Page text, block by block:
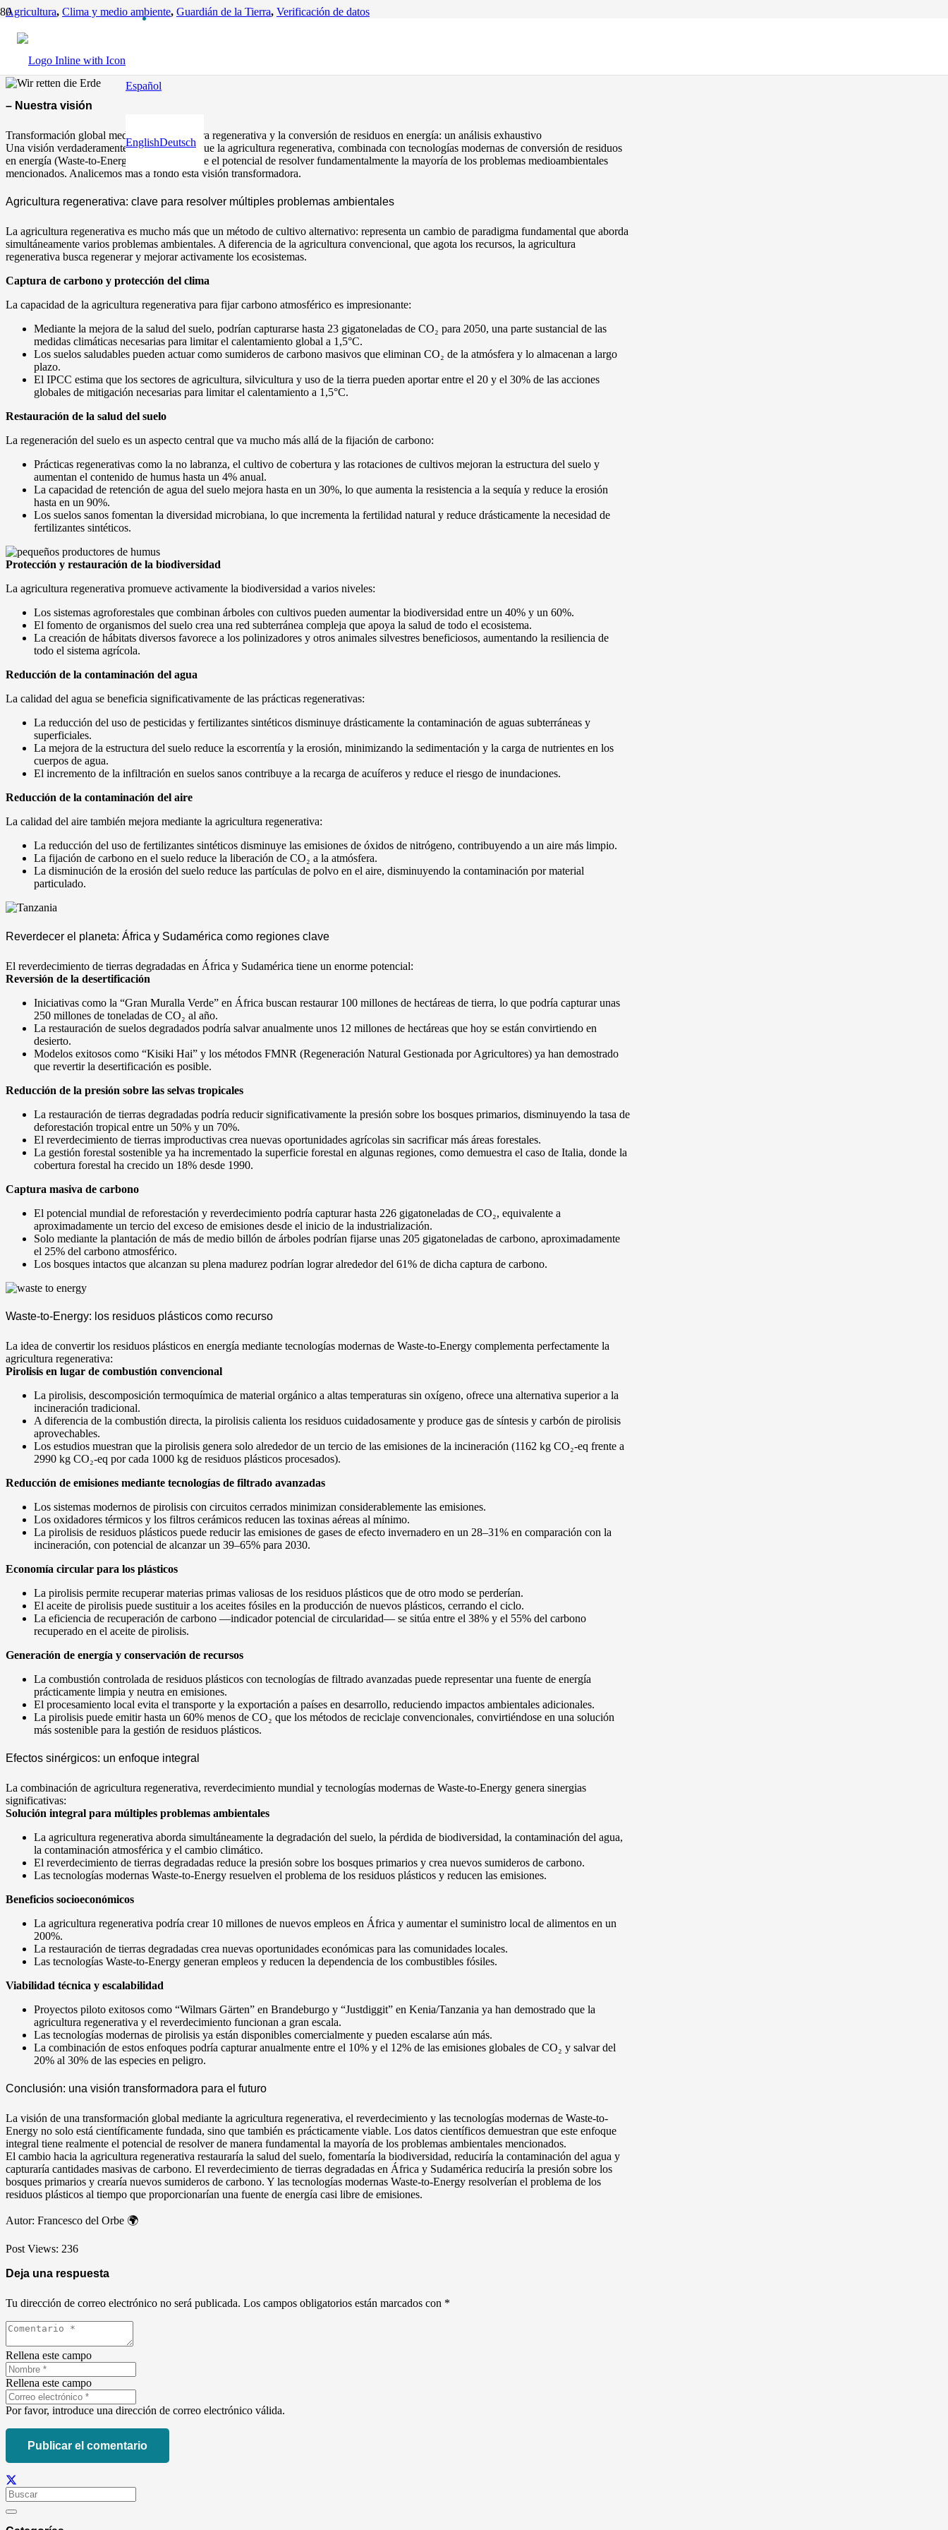
Español
EnglishDeutsch
Agricultura, Clima y medio ambiente, Guardián de la Tierra, Verificación de datos
– Nuestra visión
Transformación global mediante la agricultura regenerativa y la conversión de residuos en energía: un análisis exhaustivo
Una visión verdaderamente global muestra que la agricultura regenerativa, combinada con tecnologías modernas de conversión de residuos
en energía (Waste-to-Energy), tiene realmente el potencial de resolver fundamentalmente la mayoría de los problemas medioambientales
mencionados. Analicemos más a fondo esta visión transformadora.
Agricultura regenerativa: clave para resolver múltiples problemas ambientales
La agricultura regenerativa es mucho más que un método de cultivo alternativo: representa un cambio de paradigma fundamental que aborda
simultáneamente varios problemas ambientales. A diferencia de la agricultura convencional, que agota los recursos, la agricultura
regenerativa busca regenerar y mejorar activamente los ecosistemas.
Captura de carbono y protección del clima
La capacidad de la agricultura regenerativa para fijar carbono atmosférico es impresionante:
Mediante la mejora de la salud del suelo, podrían capturarse hasta 23 gigatoneladas de CO₂ para 2050, una parte sustancial de las
medidas climáticas necesarias para limitar el calentamiento global a 1,5°C.
Los suelos saludables pueden actuar como sumideros de carbono masivos que eliminan CO₂ de la atmósfera y lo almacenan a largo
plazo.
El IPCC estima que los sectores de agricultura, silvicultura y uso de la tierra pueden aportar entre el 20 y el 30% de las acciones
globales de mitigación necesarias para limitar el calentamiento a 1,5°C.
Restauración de la salud del suelo
La regeneración del suelo es un aspecto central que va mucho más allá de la fijación de carbono:
Prácticas regenerativas como la no labranza, el cultivo de cobertura y las rotaciones de cultivos mejoran la estructura del suelo y
aumentan el contenido de humus hasta un 4% anual.
La capacidad de retención de agua del suelo mejora hasta en un 30%, lo que aumenta la resistencia a la sequía y reduce la erosión
hasta en un 90%.
Los suelos sanos fomentan la diversidad microbiana, lo que incrementa la fertilidad natural y reduce drásticamente la necesidad de
fertilizantes sintéticos.
Protección y restauración de la biodiversidad
La agricultura regenerativa promueve activamente la biodiversidad a varios niveles:
Los sistemas agroforestales que combinan árboles con cultivos pueden aumentar la biodiversidad entre un 40% y un 60%.
El fomento de organismos del suelo crea una red subterránea compleja que apoya la salud de todo el ecosistema.
La creación de hábitats diversos favorece a los polinizadores y otros animales silvestres beneficiosos, aumentando la resiliencia de
todo el sistema agrícola.
Reducción de la contaminación del agua
La calidad del agua se beneficia significativamente de las prácticas regenerativas:
La reducción del uso de pesticidas y fertilizantes sintéticos disminuye drásticamente la contaminación de aguas subterráneas y
superficiales.
La mejora de la estructura del suelo reduce la escorrentía y la erosión, minimizando la sedimentación y la carga de nutrientes en los
cuerpos de agua.
El incremento de la infiltración en suelos sanos contribuye a la recarga de acuíferos y reduce el riesgo de inundaciones.
Reducción de la contaminación del aire
La calidad del aire también mejora mediante la agricultura regenerativa:
La reducción del uso de fertilizantes sintéticos disminuye las emisiones de óxidos de nitrógeno, contribuyendo a un aire más limpio.
La fijación de carbono en el suelo reduce la liberación de CO₂ a la atmósfera.
La disminución de la erosión del suelo reduce las partículas de polvo en el aire, disminuyendo la contaminación por material
particulado.
Reverdecer el planeta: África y Sudamérica como regiones clave
El reverdecimiento de tierras degradadas en África y Sudamérica tiene un enorme potencial:
Reversión de la desertificación
Iniciativas como la “Gran Muralla Verde” en África buscan restaurar 100 millones de hectáreas de tierra, lo que podría capturar unas
250 millones de toneladas de CO₂ al año.
La restauración de suelos degradados podría salvar anualmente unos 12 millones de hectáreas que hoy se están convirtiendo en
desierto.
Modelos exitosos como “Kisiki Hai” y los métodos FMNR (Regeneración Natural Gestionada por Agricultores) ya han demostrado
que revertir la desertificación es posible.
Reducción de la presión sobre las selvas tropicales
La restauración de tierras degradadas podría reducir significativamente la presión sobre los bosques primarios, disminuyendo la tasa de
deforestación tropical entre un 50% y un 70%.
El reverdecimiento de tierras improductivas crea nuevas oportunidades agrícolas sin sacrificar más áreas forestales.
La gestión forestal sostenible ya ha incrementado la superficie forestal en algunas regiones, como demuestra el caso de Italia, donde la
cobertura forestal ha crecido un 18% desde 1990.
Captura masiva de carbono
El potencial mundial de reforestación y reverdecimiento podría capturar hasta 226 gigatoneladas de CO₂, equivalente a
aproximadamente un tercio del exceso de emisiones desde el inicio de la industrialización.
Solo mediante la plantación de más de medio billón de árboles podrían fijarse unas 205 gigatoneladas de carbono, aproximadamente
el 25% del carbono atmosférico.
Los bosques intactos que alcanzan su plena madurez podrían lograr alrededor del 61% de dicha captura de carbono.
Waste-to-Energy: los residuos plásticos como recurso
La idea de convertir los residuos plásticos en energía mediante tecnologías modernas de Waste-to-Energy complementa perfectamente la
agricultura regenerativa:
Pirolisis en lugar de combustión convencional
La pirolisis, descomposición termoquímica de material orgánico a altas temperaturas sin oxígeno, ofrece una alternativa superior a la
incineración tradicional.
A diferencia de la combustión directa, la pirolisis calienta los residuos cuidadosamente y produce gas de síntesis y carbón de pirolisis
aprovechables.
Los estudios muestran que la pirolisis genera solo alrededor de un tercio de las emisiones de la incineración (1162 kg CO₂-eq frente a
2990 kg CO₂-eq por cada 1000 kg de residuos plásticos procesados).
Reducción de emisiones mediante tecnologías de filtrado avanzadas
Los sistemas modernos de pirolisis con circuitos cerrados minimizan considerablemente las emisiones.
Los oxidadores térmicos y los filtros cerámicos reducen las toxinas aéreas al mínimo.
La pirolisis de residuos plásticos puede reducir las emisiones de gases de efecto invernadero en un 28–31% en comparación con la
incineración, con potencial de alcanzar un 39–65% para 2030.
Economía circular para los plásticos
La pirolisis permite recuperar materias primas valiosas de los residuos plásticos que de otro modo se perderían.
El aceite de pirolisis puede sustituir a los aceites fósiles en la producción de nuevos plásticos, cerrando el ciclo.
La eficiencia de recuperación de carbono —indicador potencial de circularidad— se sitúa entre el 38% y el 55% del carbono
recuperado en el aceite de pirolisis.
Generación de energía y conservación de recursos
La combustión controlada de residuos plásticos con tecnologías de filtrado avanzadas puede representar una fuente de energía
prácticamente limpia y neutra en emisiones.
El procesamiento local evita el transporte y la exportación a países en desarrollo, reduciendo impactos ambientales adicionales.
La pirolisis puede emitir hasta un 60% menos de CO₂ que los métodos de reciclaje convencionales, convirtiéndose en una solución
más sostenible para la gestión de residuos plásticos.
Efectos sinérgicos: un enfoque integral
La combinación de agricultura regenerativa, reverdecimiento mundial y tecnologías modernas de Waste-to-Energy genera sinergias
significativas:
Solución integral para múltiples problemas ambientales
La agricultura regenerativa aborda simultáneamente la degradación del suelo, la pérdida de biodiversidad, la contaminación del agua,
la contaminación atmosférica y el cambio climático.
El reverdecimiento de tierras degradadas reduce la presión sobre los bosques primarios y crea nuevos sumideros de carbono.
Las tecnologías modernas Waste-to-Energy resuelven el problema de los residuos plásticos y reducen las emisiones.
Beneficios socioeconómicos
La agricultura regenerativa podría crear 10 millones de nuevos empleos en África y aumentar el suministro local de alimentos en un
200%.
La restauración de tierras degradadas crea nuevas oportunidades económicas para las comunidades locales.
Las tecnologías Waste-to-Energy generan empleos y reducen la dependencia de los combustibles fósiles.
Viabilidad técnica y escalabilidad
Proyectos piloto exitosos como “Wilmars Gärten” en Brandeburgo y “Justdiggit” en Kenia/Tanzania ya han demostrado que la
agricultura regenerativa y el reverdecimiento funcionan a gran escala.
Las tecnologías modernas de pirolisis ya están disponibles comercialmente y pueden escalarse aún más.
La combinación de estos enfoques podría capturar anualmente entre el 10% y el 12% de las emisiones globales de CO₂ y salvar del
20% al 30% de las especies en peligro.
Conclusión: una visión transformadora para el futuro
La visión de una transformación global mediante la agricultura regenerativa, el reverdecimiento y las tecnologías modernas de Waste-to-
Energy no solo está científicamente fundada, sino que también es prácticamente viable. Los datos científicos demuestran que este enfoque
integral tiene realmente el potencial de resolver de manera fundamental la mayoría de los problemas ambientales mencionados.
El cambio hacia la agricultura regenerativa restauraría la salud del suelo, fomentaría la biodiversidad, reduciría la contaminación del agua y
capturaría cantidades masivas de carbono. El reverdecimiento de tierras degradadas en África y Sudamérica reduciría la presión sobre los
bosques primarios y crearía nuevos sumideros de carbono. Y las tecnologías modernas Waste-to-Energy resolverían el problema de los
residuos plásticos al tiempo que proporcionarían una fuente de energía casi libre de emisiones.
Autor: Francesco del Orbe 🌍
Post Views: 236
Deja una respuesta
Tu dirección de correo electrónico no será publicada. Los campos obligatorios están marcados con *
Rellena este campo
Rellena este campo
Por favor, introduce una dirección de correo electrónico válida.
Publicar el comentario